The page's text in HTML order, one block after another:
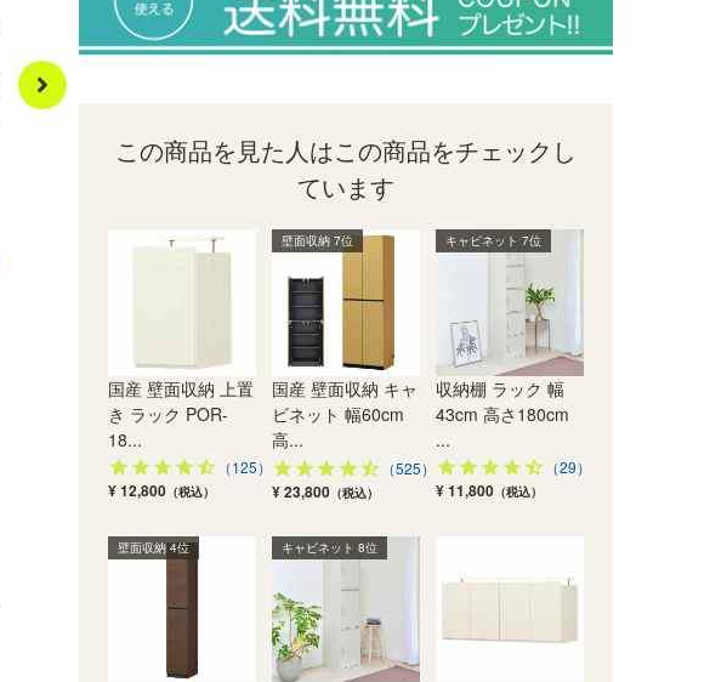
国産 壁面収納 キャビネ
ット チェスト 幅60cm
高さ180cm ホワイト 白
木目 飾り棚 巾木よけ 配
ーレリビング POR-
国産 壁面収納 キャビネ
ット 幅60cm 高さ
付扉 ポルターレリビン
グ POR-1860DNA
幅60.0 × 奥行41.6 × 高
さ180.0（cm）
（525）
国産 壁面収納 上置き ラ
ック POR-1860DK用 幅
POR-5560DUDK
幅60.0 × 奥行41.6 × 高
さ55.0から65.0（cm）
（125）
¥ 16,800
国産 追加移動棚 POR-
1860 1812TV 5560DU
ターレリビング POR-
W60NADK
¥ 2,700
この商品を見た人はこの商品をチェックし
ています
国産 壁面収納 上置
き ラック POR-
18...
（125）
¥ 12,800 （税込）
壁面収納 7位
国産 壁面収納 キャ
ビネット 幅60cm
高...
（525）
¥ 23,800 （税込）
キャビネット 7位
収納棚 ラック 幅
43cm 高さ180cm
...
（29）
¥ 11,800 （税込）
壁面収納 4位 キャビネット 8位